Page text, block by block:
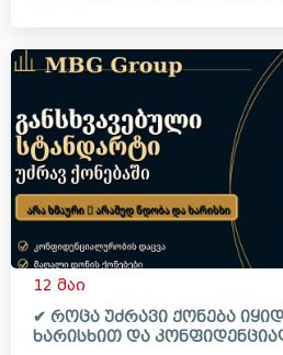
12 მაი
✔ როცა უძრავი ქონება
ხარისხით და